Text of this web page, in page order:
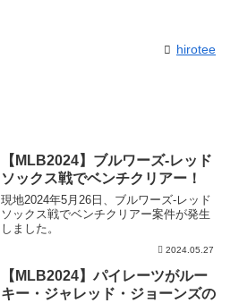
hirotee
【MLB2024】ブルワーズ-レッド
ソックス戦でベンチクリアー！
現地2024年5月26日、ブルワーズ-レッド
ソックス戦でベンチクリアー案件が発生
しました。
2024.05.27
【MLB2024】パイレーツがルー
キー・ジャレッド・ジョーンズの